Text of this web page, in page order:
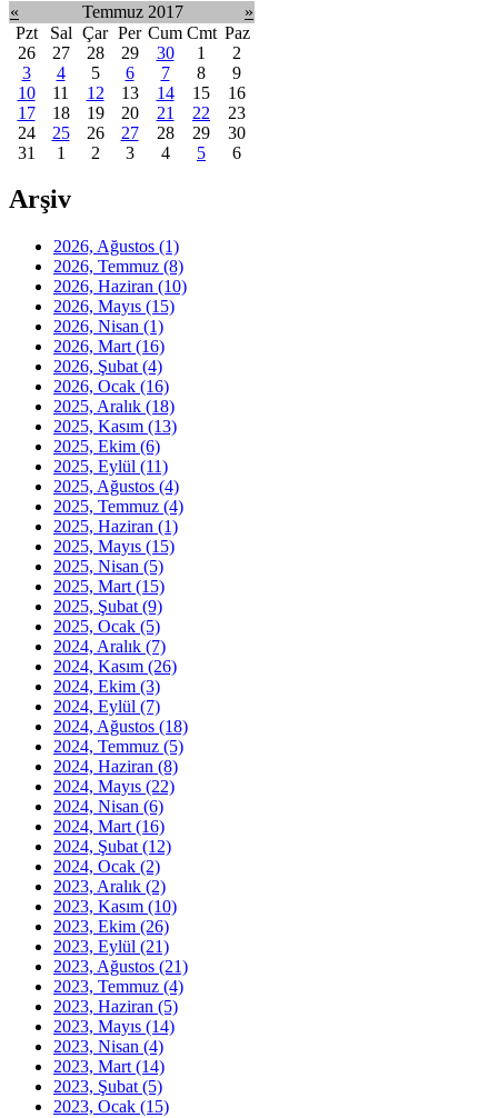
« Temmuz 2017
»
Pzt
Sal Çar Per Cum Cmt Paz
26
27 28 29 30 1
2
3
4 5 6 7 8
9
10
11 12 13 14 15
16
17
18 19 20 21 22
23
24
25 26 27 28 29
30
31
1 2 3 4 5 6
Arşiv
2026, Ağustos (1)
2026, Temmuz (8)
2026, Haziran (10)
2026, Mayıs (15)
2026, Nisan (1)
2026, Mart (16)
2026, Şubat (4)
2026, Ocak (16)
2025, Aralık (18)
2025, Kasım (13)
2025, Ekim (6)
2025, Eylül (11)
2025, Ağustos (4)
2025, Temmuz (4)
2025, Haziran (1)
2025, Mayıs (15)
2025, Nisan (5)
2025, Mart (15)
2025, Şubat (9)
2025, Ocak (5)
2024, Aralık (7)
2024, Kasım (26)
2024, Ekim (3)
2024, Eylül (7)
2024, Ağustos (18)
2024, Temmuz (5)
2024, Haziran (8)
2024, Mayıs (22)
2024, Nisan (6)
2024, Mart (16)
2024, Şubat (12)
2024, Ocak (2)
2023, Aralık (2)
2023, Kasım (10)
2023, Ekim (26)
2023, Eylül (21)
2023, Ağustos (21)
2023, Temmuz (4)
2023, Haziran (5)
2023, Mayıs (14)
2023, Nisan (4)
2023, Mart (14)
2023, Şubat (5)
2023, Ocak (15)